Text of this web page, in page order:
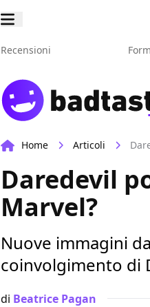
Recensioni
Home Articoli
Daredevil
Marvel?
Nuove immagini
coinvolgimento di
di Beatrice Pagan